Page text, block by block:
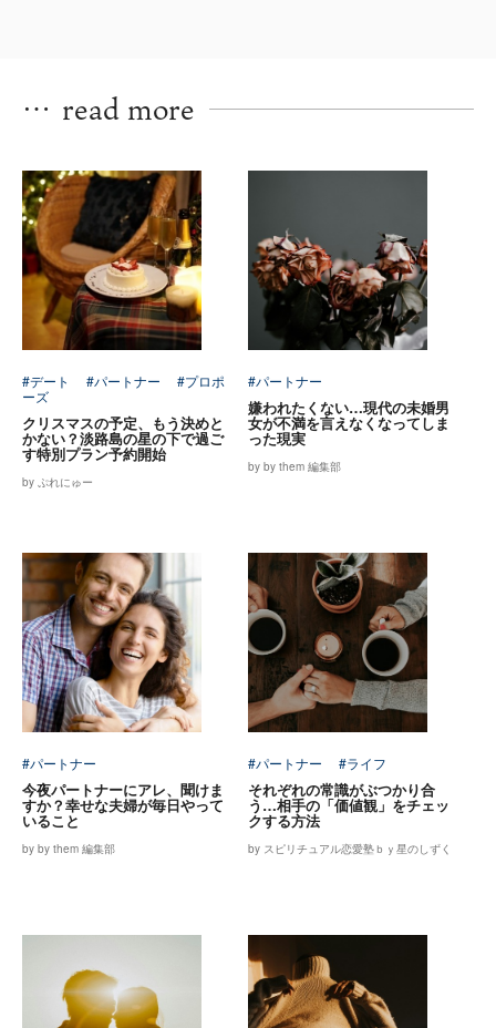
… read more
#デート #パートナー
#プロポ
ーズ
クリスマスの予定、もう決めと
かない？淡路島の星の下で過ご
す特別プラン予約開始
by ぷれにゅー
#パートナー
嫌われたくない…現代の未婚男
女が不満を言えなくなってしま
った現実
by by them 編集部
#パートナー
今夜パートナーにアレ、聞けま
すか？幸せな夫婦が毎日やって
いること
by by them 編集部
#パートナー #ライフ
それぞれの常識がぶつかり合
う…相手の「価値観」をチェッ
クする方法
by スピリチュアル恋愛塾ｂｙ星のしずく